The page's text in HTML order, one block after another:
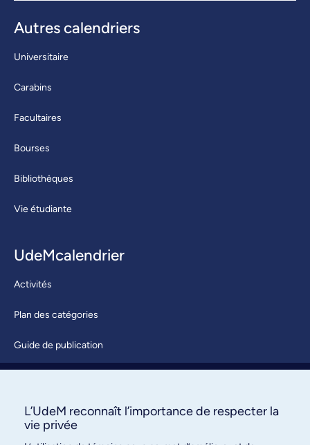
Autres calendriers
Universitaire
Carabins
Facultaires
Bourses
Bibliothèques
Vie étudiante
UdeMcalendrier
Activités
Plan des catégories
Guide de publication
À propos / Nous joindre
L’UdeM reconnaît l’importance de respecter la
vie privée